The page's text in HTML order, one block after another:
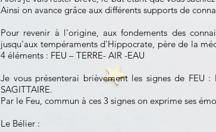
Ainsi on avance grâce aux différents supports de
Pour revenir à l'origine, aux fondements des
jusqu'aux tempéraments d'Hippocrate, père de la
4 éléments : FEU – TERRE- AIR -EAU
Je vous présenterai brièvement les signes de
SAGITTAIRE.
Par le Feu, commun à ces 3 signes on exprime ses
Le Bélier :